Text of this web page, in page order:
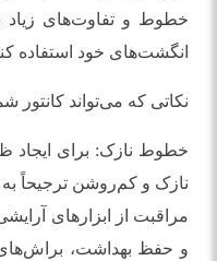
خطوط و تفاوت‌های زیاد
انگشت‌های خود استفاده
نکاتی که می‌تواند کانتور
خطوط نازک: برای
نازک و کم‌روشن ترجیحاً
مراقبت از ابزارهای
و حفظ بهداشت، براش‌های